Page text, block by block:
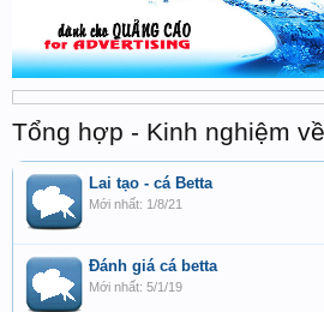
Tổng hợp - Kinh nghiệm
Lai tạo - cá Betta
1/8/21
Đánh giá cá betta
5/1/19